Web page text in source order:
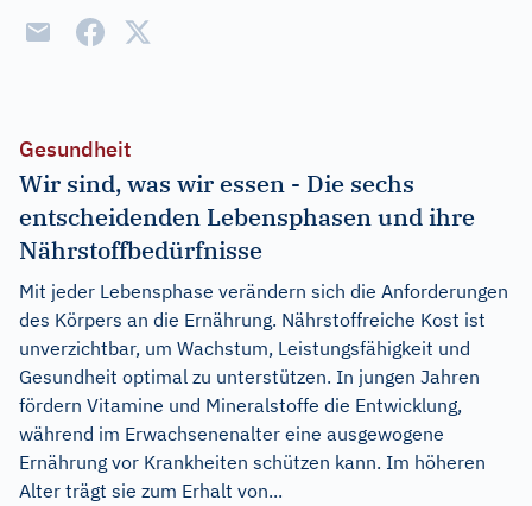
Gesundheit
Wir sind, was wir essen - Die sechs
entscheidenden Lebensphasen und ihre
Nährstoffbedürfnisse
Mit jeder Lebensphase verändern sich die Anforderungen
des Körpers an die Ernährung. Nährstoffreiche Kost ist
unverzichtbar, um Wachstum, Leistungsfähigkeit und
Gesundheit optimal zu unterstützen. In jungen Jahren
fördern Vitamine und Mineralstoffe die Entwicklung,
während im Erwachsenenalter eine ausgewogene
Ernährung vor Krankheiten schützen kann. Im höheren
Alter trägt sie zum Erhalt von...